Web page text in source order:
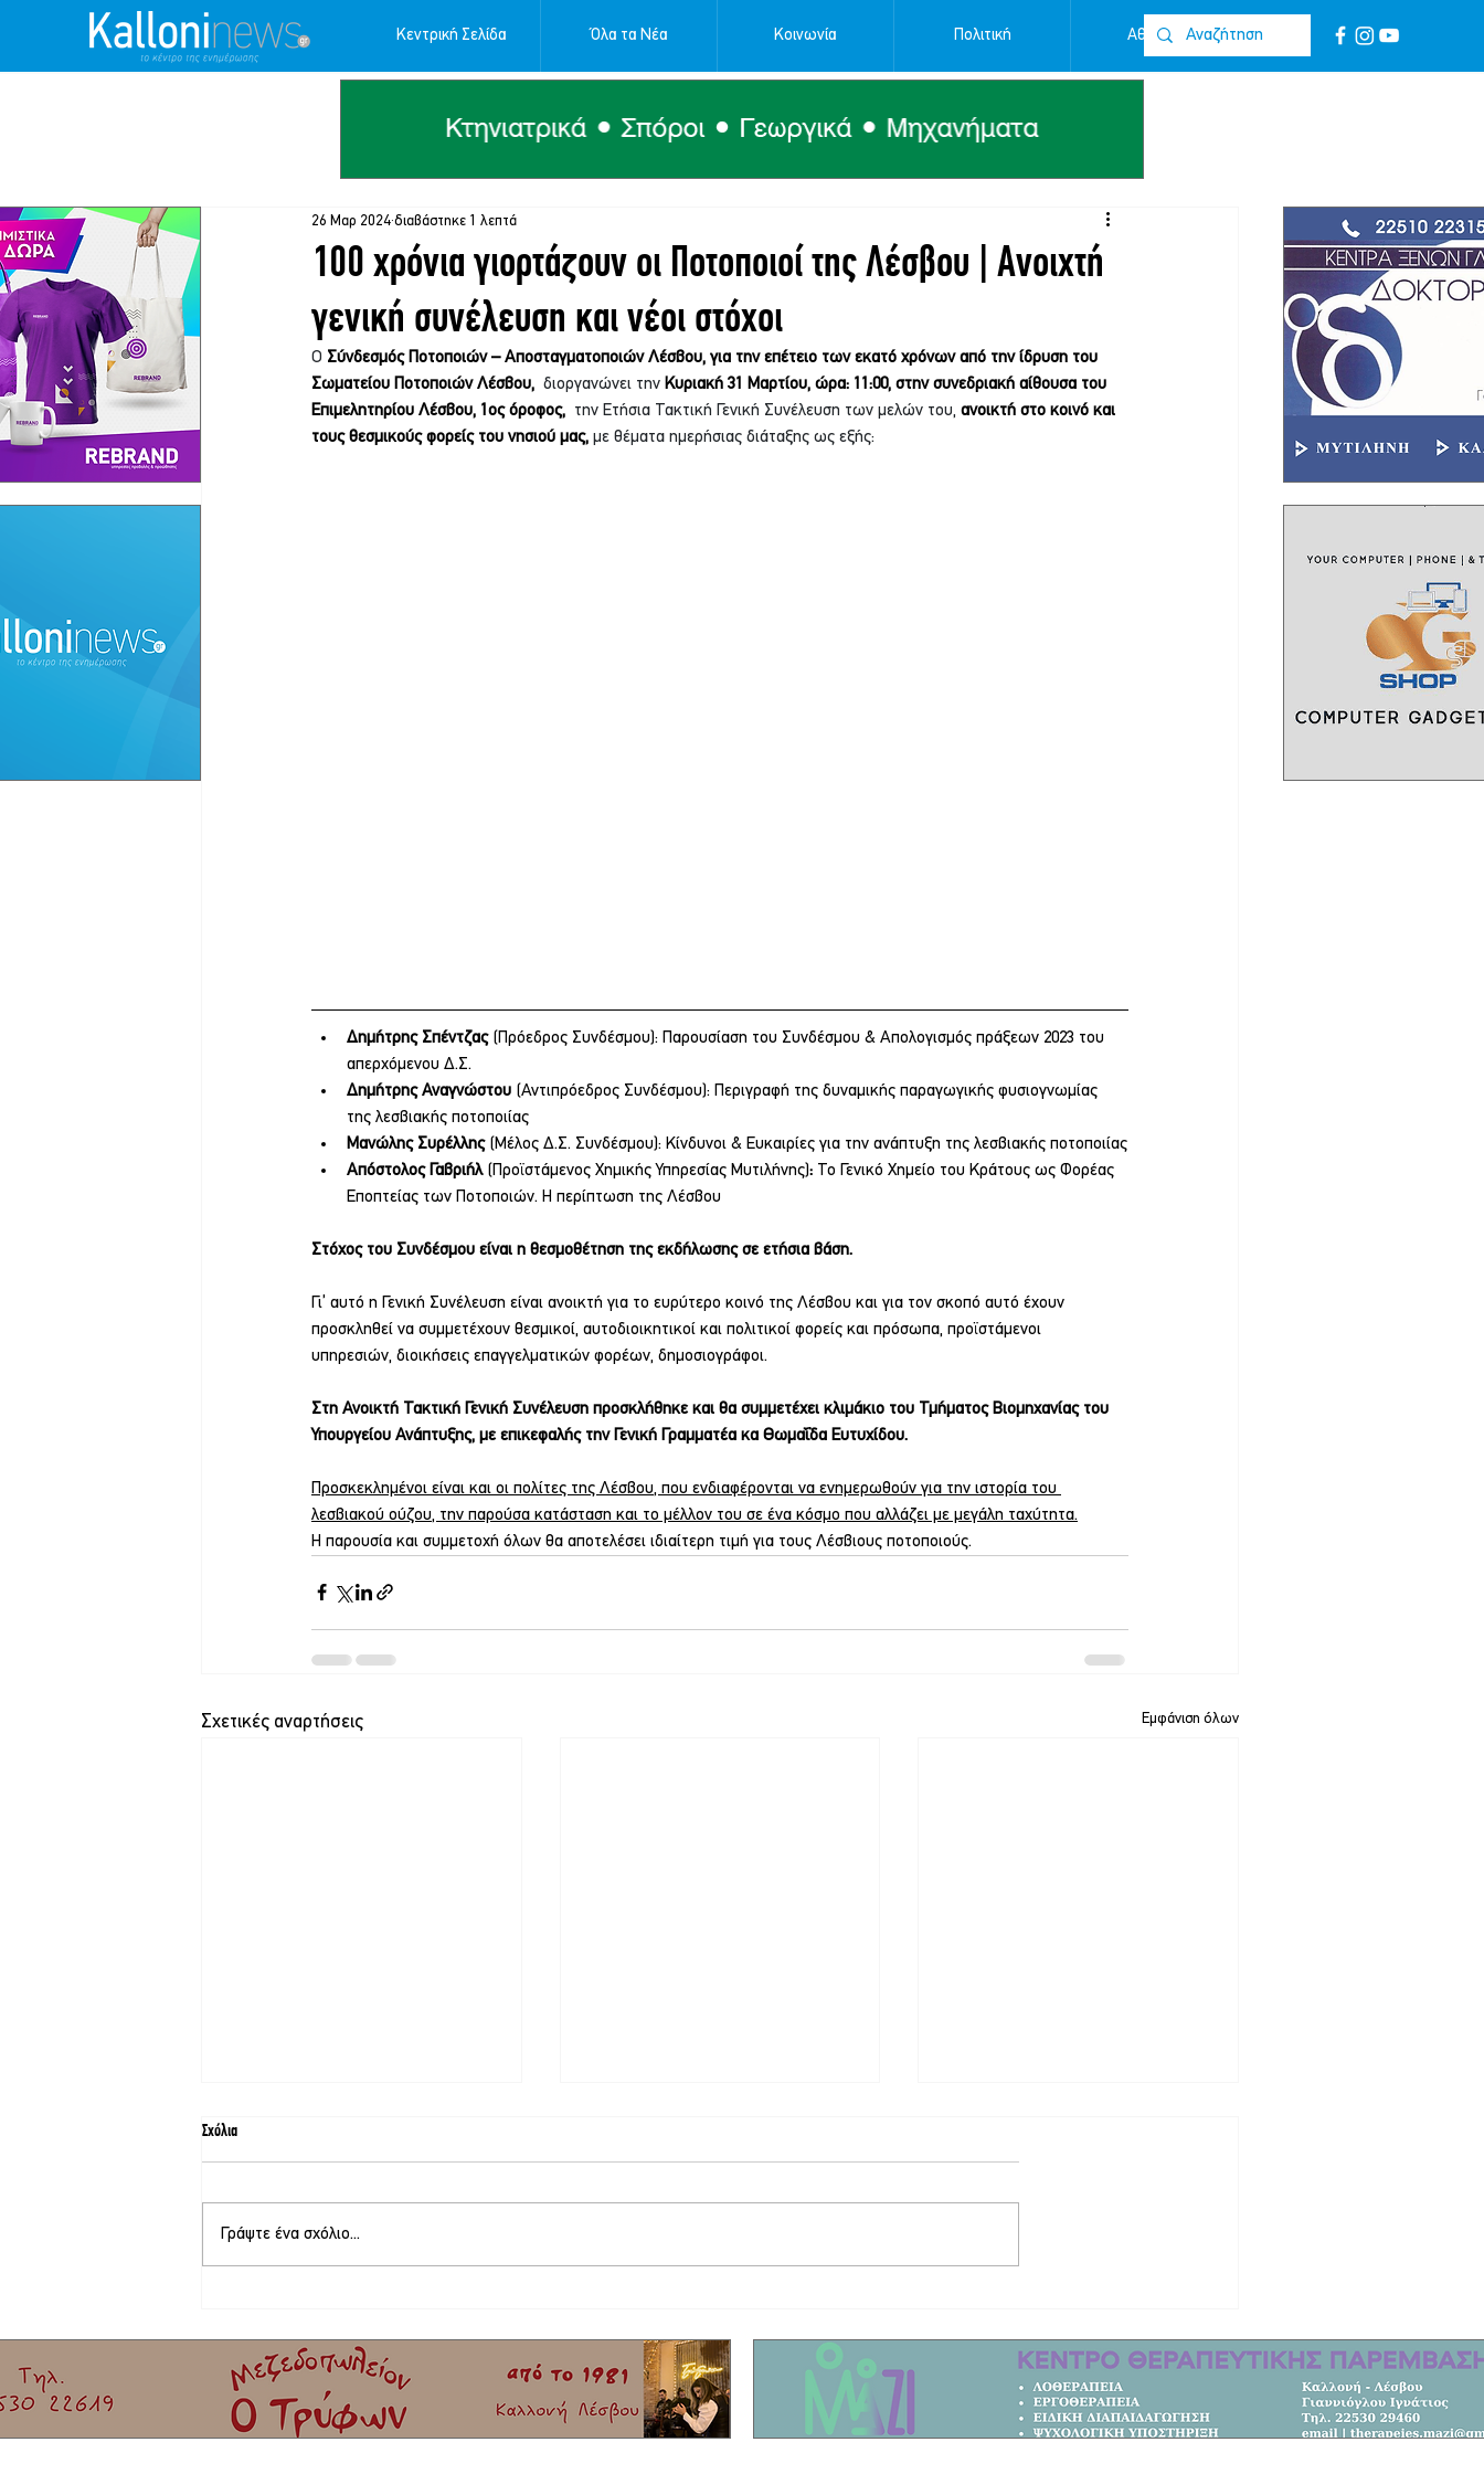
Κεντρική Σελίδα Όλα τα Νέα Κοινωνία Πολιτική Αθλητικά Επικοινωνία
100 χρόνια γιορτάζουν οι Ποτοποιοί της Λέσβου | Ανοιχτή
γενική συνέλευση και νέοι στόχοι
26 Μαρ 2024 διαβάστηκε 1 λεπτά
Ο Σύνδεσμός Ποτοποιών – Αποσταγματοποιών Λέσβου, για την επέτειο των εκατό χρόνων από την ίδρυση του
Σωματείου Ποτοποιών Λέσβου, διοργανώνει την Κυριακή 31 Μαρτίου, ώρα: 11:00, στην συνεδριακή αίθουσα του
Επιμελητηρίου Λέσβου, 1ος όροφος, την Ετήσια Τακτική Γενική Συνέλευση των μελών του, ανοικτή στο κοινό και
τους θεσμικούς φορείς του νησιού μας, με θέματα ημερήσιας διάταξης ως εξής:
Δημήτρης Σπέντζας (Πρόεδρος Συνδέσμου): Παρουσίαση του Συνδέσμου & Απολογισμός πράξεων 2023 του
απερχόμενου Δ.Σ.
Δημήτρης Αναγνώστου (Αντιπρόεδρος Συνδέσμου): Περιγραφή της δυναμικής παραγωγικής φυσιογνωμίας
της λεσβιακής ποτοποιίας
Μανώλης Συρέλλης (Μέλος Δ.Σ. Συνδέσμου): Κίνδυνοι & Ευκαιρίες για την ανάπτυξη της λεσβιακής ποτοποιίας
Απόστολος Γαβριήλ (Προϊστάμενος Χημικής Υπηρεσίας Μυτιλήνης): Το Γενικό Χημείο του Κράτους ως Φορέας
Εποπτείας των Ποτοποιών. Η περίπτωση της Λέσβου
Στόχος του Συνδέσμου είναι η θεσμοθέτηση της εκδήλωσης σε ετήσια βάση.
Γι’ αυτό η Γενική Συνέλευση είναι ανοικτή για το ευρύτερο κοινό της Λέσβου και για τον σκοπό αυτό έχουν
προσκληθεί να συμμετέχουν θεσμικοί, αυτοδιοικητικοί και πολιτικοί φορείς και πρόσωπα, προϊστάμενοι
υπηρεσιών, διοικήσεις επαγγελματικών φορέων, δημοσιογράφοι.
Στη Ανοικτή Τακτική Γενική Συνέλευση προσκλήθηκε και θα συμμετέχει κλιμάκιο του Τμήματος Βιομηχανίας του
Υπουργείου Ανάπτυξης, με επικεφαλής την Γενική Γραμματέα κα Θωμαΐδα Ευτυχίδου.
Προσκεκλημένοι είναι και οι πολίτες της Λέσβου, που ενδιαφέρονται να ενημερωθούν για την ιστορία του
λεσβιακού ούζου, την παρούσα κατάσταση και το μέλλον του σε ένα κόσμο που αλλάζει με μεγάλη ταχύτητα.
Η παρουσία και συμμετοχή όλων θα αποτελέσει ιδιαίτερη τιμή για τους Λέσβιους ποτοποιούς.
Σχετικές αναρτήσεις Εμφάνιση όλων
Σχόλια
Γράψτε ένα σχόλιο...